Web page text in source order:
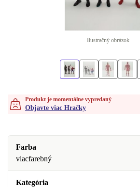
Ilustračný obrázok
Produkt je momentálne vypredaný
Objavte viac Hračky
Farba
viacfarebný
Kategória